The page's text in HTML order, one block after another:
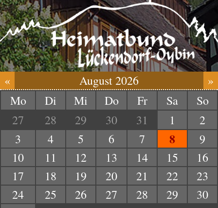
« August 2026
»
Mo
Di Mi Do Fr Sa
So
27
28 29 30 31 1
2
3
4 5 6 7 8
9
10
11 12 13 14 15
16
17
18 19 20 21 22
23
24
25 26 27 28 29
30